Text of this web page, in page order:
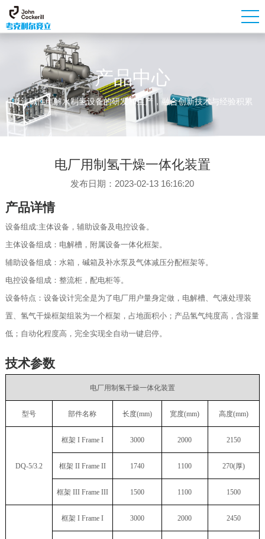
产品中心
专注碱性电解水制氢设备的研发和生产，融合创新技术与经验积累
电厂用制氢干燥一体化装置
发布日期：2023-02-13 16:16:20
产品详情
设备组成:主体设备，辅助设备及电控设备。
主体设备组成：电解槽，附属设备一体化框架。
辅助设备组成：水箱，碱箱及补水泵及气体减压分配框架等。
电控设备组成：整流柜，配电柜等。
设备特点：设备设计完全是为了电厂用户量身定做，电解槽、气液处理装
置、氢气干燥框架组装为一个框架，占地面积小；产品氢气纯度高，含湿量
低；自动化程度高，完全实现全自动一键启停。
技术参数
电厂用制氢干燥一体化装置
型号 部件名称 长度(mm) 宽度(mm) 高度(mm)
DQ-5/3.2
框架 I Frame I 3000 2000 2150
框架 II Frame II 1740 1100 270(厚)
框架 III Frame III 1500 1100 1500
框架 I Frame I 3000 2000 2450